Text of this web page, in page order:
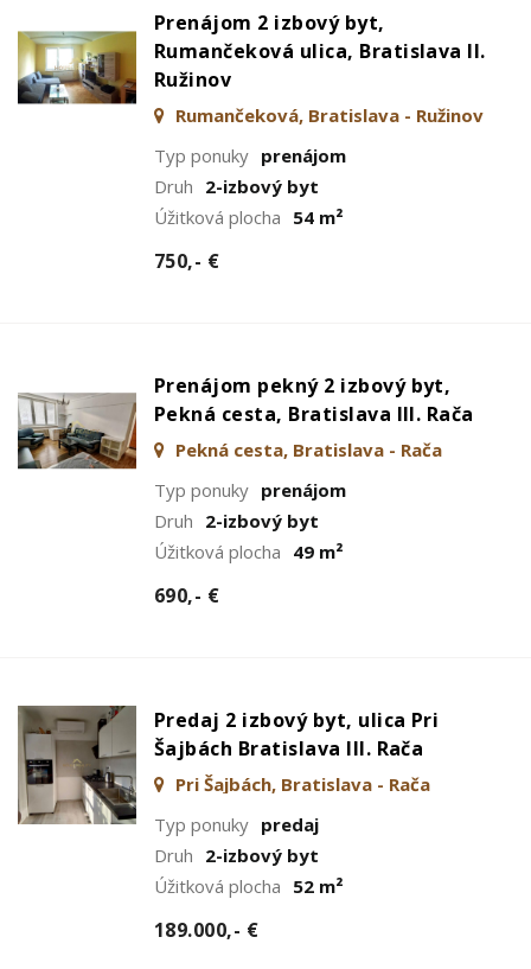
Prenájom 2 izbový byt,
Rumančeková ulica, Bratislava II.
Ružinov
Rumančeková, Bratislava - Ružinov
Typ ponuky prenájom
Druh 2-izbový byt
Úžitková plocha 54 m²
750,- €
Prenájom pekný 2 izbový byt,
Pekná cesta, Bratislava III. Rača
Pekná cesta, Bratislava - Rača
Typ ponuky prenájom
Druh 2-izbový byt
Úžitková plocha 49 m²
690,- €
Predaj 2 izbový byt, ulica Pri
Šajbách Bratislava III. Rača
Pri Šajbách, Bratislava - Rača
Typ ponuky predaj
Druh 2-izbový byt
Úžitková plocha 52 m²
189.000,- €